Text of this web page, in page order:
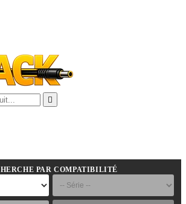

PAR COMPATIBILITÉ